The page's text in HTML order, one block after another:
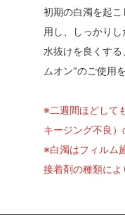
初期の白濁を起
用し、しっかりし
水抜けを良くす
ムオン"のご使用
※二週間ほどして
キージング不良
※白濁はフィルム
接着剤の種類によ